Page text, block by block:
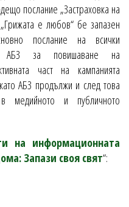
послание „Застраховка на
е любов“ бе запазен
послание на всички
АБЗ за повишаване на
част на кампанията
АБЗ продължи и след това
медийното и публичното
на информационната
Запази своя свят“: